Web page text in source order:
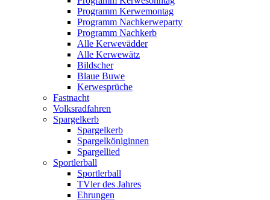
Programm Kerwemontag
Programm Nachkerweparty
Programm Nachkerb
Alle Kerwevädder
Alle Kerwewätz
Bildscher
Blaue Buwe
Kerwesprüche
Fastnacht
Volksradfahren
Spargelkerb
Spargelkerb
Spargelköniginnen
Spargellied
Sportlerball
Sportlerball
TVler des Jahres
Ehrungen